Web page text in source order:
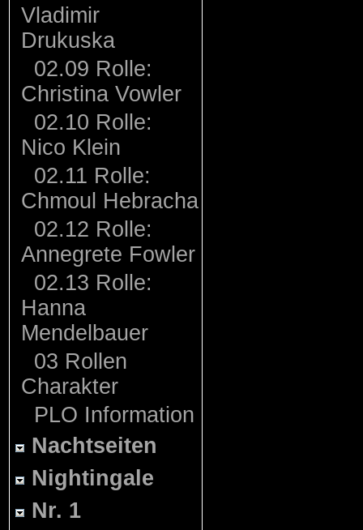
Vladimir
Drukuska
02.09 Rolle:
Christina Vowler
02.10 Rolle:
Nico Klein
02.11 Rolle:
Chmoul Hebracha
02.12 Rolle:
Annegrete Fowler
02.13 Rolle:
Hanna
Mendelbauer
03 Rollen
Charakter
PLO Information
Nachtseiten
Nightingale
Nr. 1